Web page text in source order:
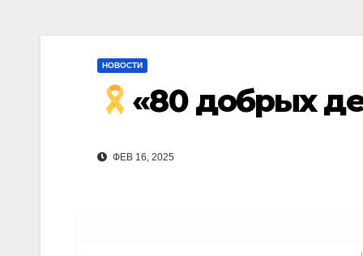
НОВОСТИ
«80 добрых
ФЕВ 16, 2025